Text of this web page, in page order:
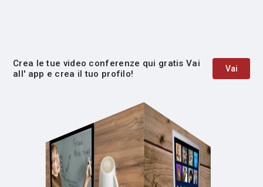
Crea le tue video conferenze qui gratis Vai
all' app e crea il tuo profilo!
Vai